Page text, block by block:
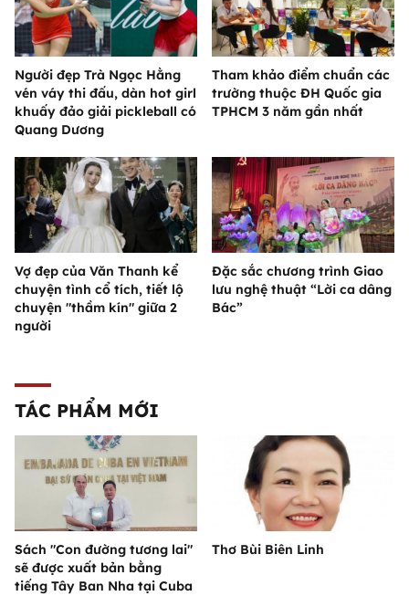
Người đẹp Trà Ngọc Hằng
vén váy thi đấu, dàn hot girl
khuấy đảo giải pickleball có
Quang Dương
Tham khảo điểm chuẩn các
trường thuộc ĐH Quốc gia
TPHCM 3 năm gần nhất
Vợ đẹp của Văn Thanh kể
chuyện tình cổ tích, tiết lộ
chuyện "thầm kín" giữa 2
người
Đặc sắc chương trình Giao
lưu nghệ thuật “Lời ca dâng
Bác”
TÁC PHẨM MỚI
Sách "Con đường tương lai"
sẽ được xuất bản bằng
tiếng Tây Ban Nha tại Cuba
Thơ Bùi Biên Linh